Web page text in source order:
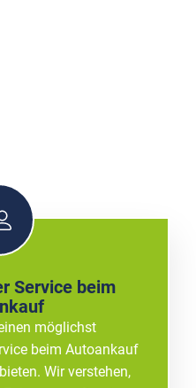
Service beim
möglichst
beim Autoankauf
Wir verstehen,